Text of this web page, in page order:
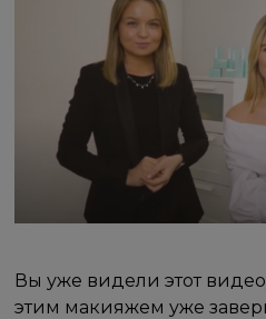
Вы уже видели этот
этим макияжем уже